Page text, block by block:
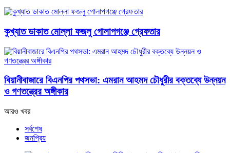
কুখ্যাত ডাকাত মোল্লা ফজলু গোলাপগঞ্জে গ্রেফতার
বিয়ানীবাজারে বিএনপির পথসভা: এমরান আহমদ চৌধুরীর বক্তব্যে উন্নয়ন
ও গণতন্ত্রের অঙ্গীকার
আরও খবর
সর্বশেষ
জনপ্রিয়